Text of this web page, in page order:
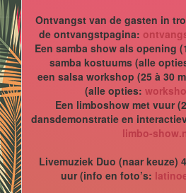
Ontvangst van de gasten in
de ontvangstpagina:
Een samba show als opening
samba kostuums (alle
een salsa workshop (25 à 30
(alle opties:
Een limboshow met vuur
dansdemonstratie en
limbo-
Livemuziek Duo (naar keuze)
uur (info en foto’s: